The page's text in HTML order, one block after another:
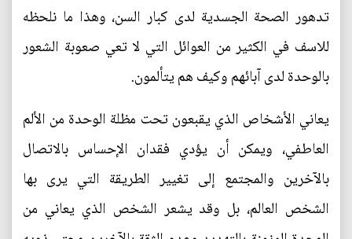
تدهور الصحة الجسدية لدى كبار السن، وهذا ما نلحظه
للاسف في الكثير من العوائل التي لا تعي صعوبة الشعور
بالوحدة لدى آبائهم وكيف هم يتألمون.
يعاني الأشخاص الذي يقبعون تحت مظلة الوحدة من الألم
العاطفي، ويمكن أن يؤدي فقدان الإحساس بالاتصال
بالآخرين والمجتمع إلى تغيير الطريقة التي يرى بها
الشخص العالم، بل وقد يشعر الشخص الذي يعاني من